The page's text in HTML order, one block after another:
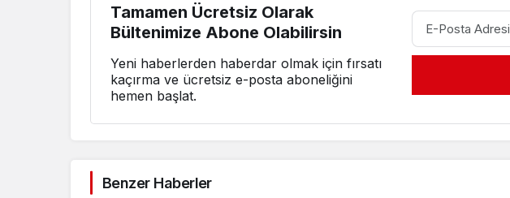
Tamamen Ücretsiz Olarak
Bültenimize Abone Olabilirsin
Yeni haberlerden haberdar olmak için fırsatı
kaçırma ve ücretsiz e-posta aboneliğini
hemen başlat.
Benzer Haberler